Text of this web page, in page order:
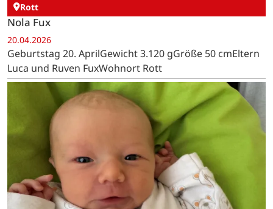
Rott
Nola Fux
20.04.2026
Geburtstag 20. AprilGewicht 3.120 gGröße 50 cmEltern
Luca und Ruven FuxWohnort Rott